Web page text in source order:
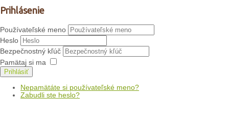
Prihlásenie
Používateľské meno
Heslo
Bezpečnostný kľúč
Pamätaj si ma
Prihlásiť
Nepamätáte si používateľské meno?
Zabudli ste heslo?